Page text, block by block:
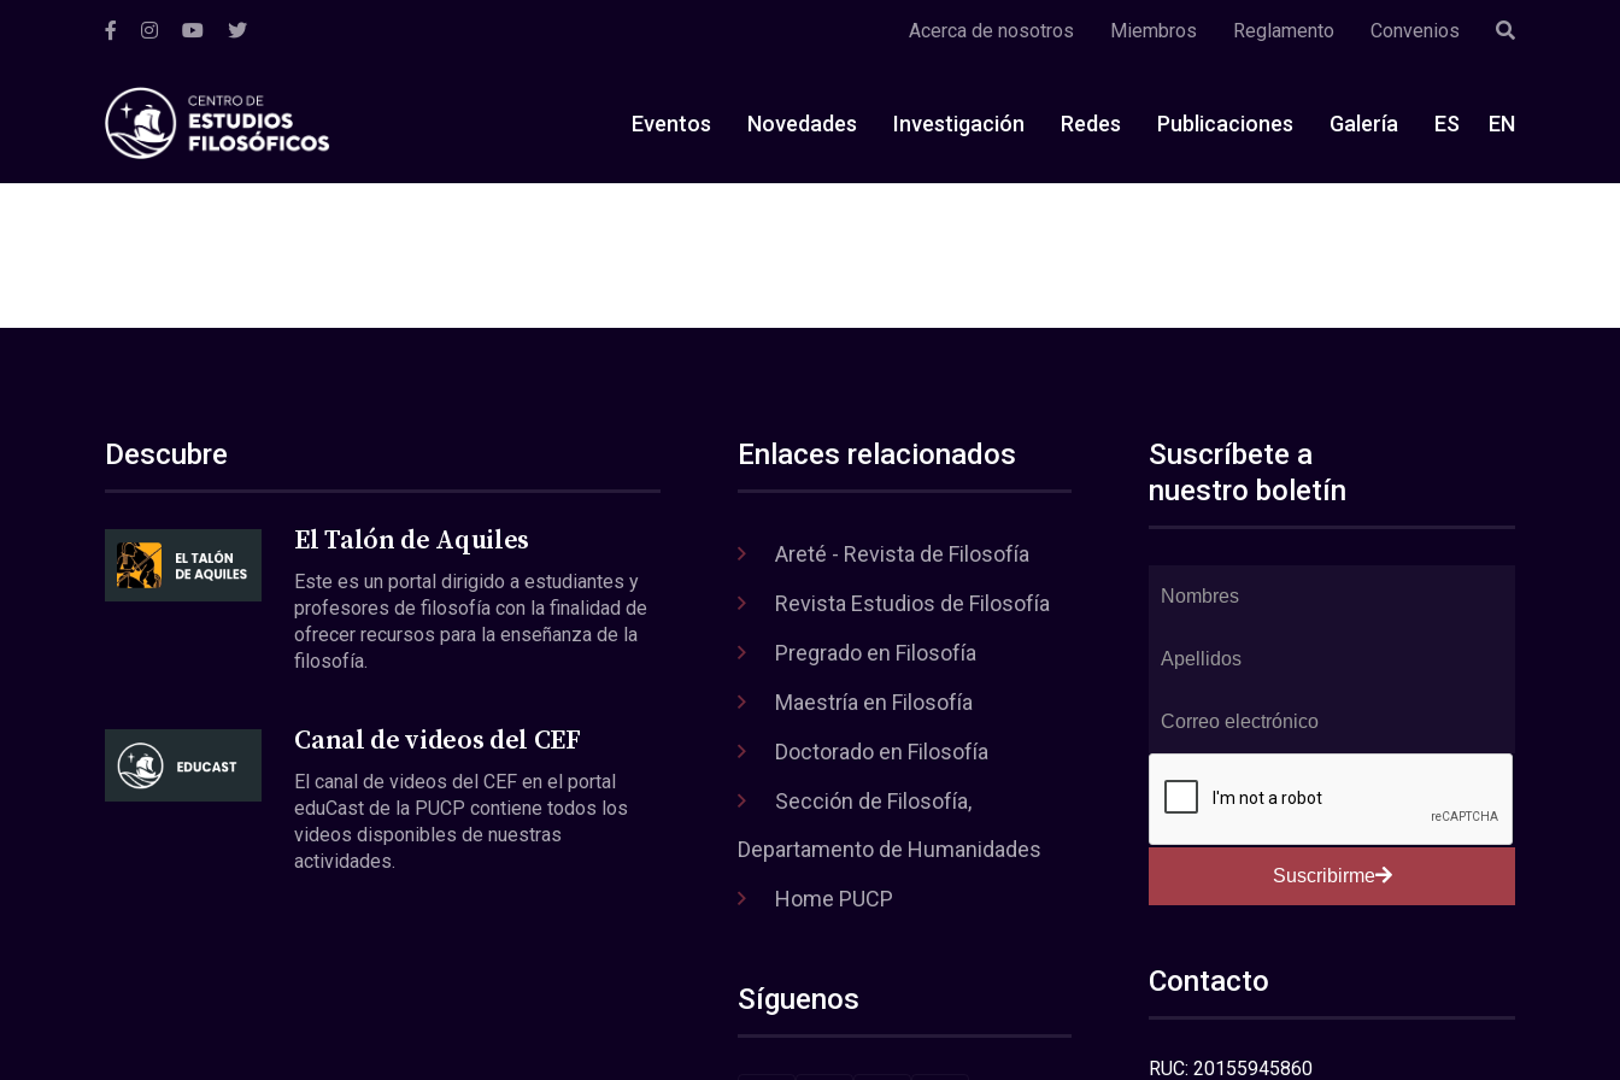
Acerca de nosotros Miembros Reglamento Convenios
Eventos Novedades Investigación Redes Publicaciones Galería ES EN
Descubre
El Talón de Aquiles
Este es un portal dirigido a estudiantes y
profesores de filosofía con la finalidad de
ofrecer recursos para la enseñanza de la
filosofía.
Canal de videos del CEF
El canal de videos del CEF en el portal
eduCast de la PUCP contiene todos los
videos disponibles de nuestras
actividades.
Enlaces relacionados
Areté - Revista de Filosofía
Revista Estudios de Filosofía
Pregrado en Filosofía
Maestría en Filosofía
Doctorado en Filosofía
Sección de Filosofía,
Departamento de Humanidades
Home PUCP
Síguenos
Suscríbete a
nuestro boletín
Suscribirme
Contacto
RUC: 20155945860